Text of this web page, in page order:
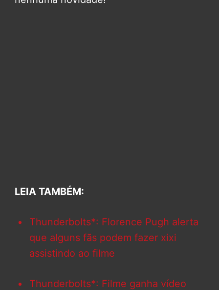
LEIA TAMBÉM:
Thunderbolts*: Florence Pugh alerta
que alguns fãs podem fazer xixi
assistindo ao filme
Thunderbolts*: Filme ganha vídeo